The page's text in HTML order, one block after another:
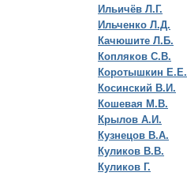
Ильичёв Л.Г.
Ильченко Л.Д.
Качюшите Л.Б.
Копляков С.В.
Коротышкин Е.Е.
Косинский В.И.
Кошевая М.В.
Крылов А.И.
Кузнецов В.А.
Куликов В.В.
Куликов Г.